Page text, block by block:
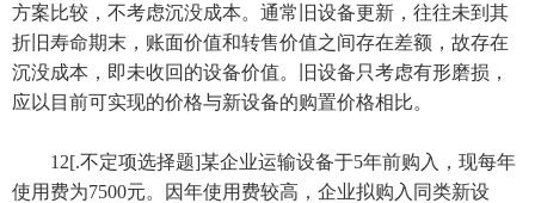
方案比较，不考虑沉没成本。通常旧设备更新，往往未到其
折旧寿命期末，账面价值和转售价值之间存在差额，故存在
沉没成本，即未收回的设备价值。旧设备只考虑有形磨损，
应以目前可实现的价格与新设备的购置价格相比。
12[.不定项选择题]某企业运输设备于5年前购入，现每年
使用费为7500元。因年使用费较高，企业拟购入同类新设